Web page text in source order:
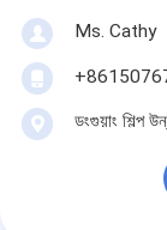
Ms. Cathy
ডংগুয়াং শিল্প